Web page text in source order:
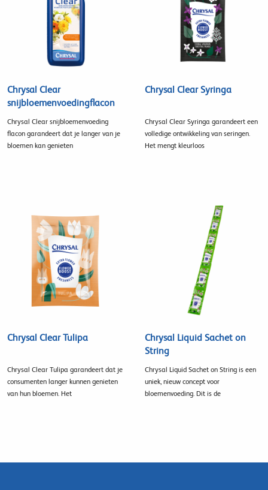
Chrysal Clear
snijbloemenvoedingflacon
Chrysal Clear snijbloemenvoeding
flacon garandeert dat je langer van je
bloemen kan genieten
Chrysal Clear Syringa
Chrysal Clear Syringa garandeert een
volledige ontwikkeling van seringen.
Het mengt kleurloos
Chrysal Clear Tulipa
Chrysal Clear Tulipa garandeert dat je
consumenten langer kunnen genieten
van hun bloemen. Het
Chrysal Liquid Sachet on
String
Chrysal Liquid Sachet on String is een
uniek, nieuw concept voor
bloemenvoeding. Dit is de